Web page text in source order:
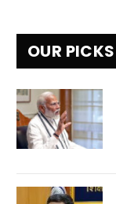
OUR PICKS